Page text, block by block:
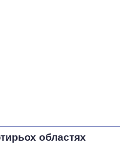
областях
міського голови